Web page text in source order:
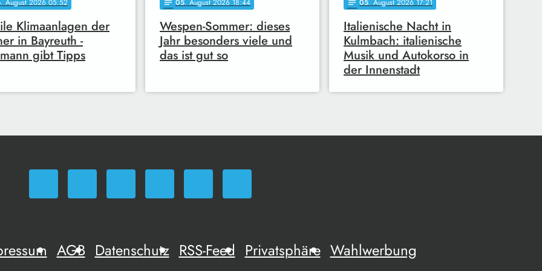
. August 2026 05:52
Klimaanlagen der
in Bayreuth -
gibt Tipps
notes 05. August 2026 18:44
Wespen-Sommer: dieses
Jahr besonders viele und
das ist gut so
notes 05. August 2026 17:21
Italienische Nacht in
Kulmbach: italienische
Musik und Autokorso in
der Innenstadt
AGB Datenschutz RSS-Feed Privatsphäre Wahlwerbung